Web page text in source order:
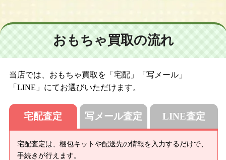
シス/ネオブライス ハローハーベスト/ネオブライス CWC限定 プ
リンセスアラモード/ネオブライス セイブジアニマルズ/ネオブラ
イス CWC限定 プリマドーリーピーチ/ネオブライス マイベスト
ス レイニーデイパレード/ネオブライス テーラーギブソン/ネオブ
ライス CWC限定 アルティメットツアー/ネオブライス プリマド
ブライス プリマドーリー オーブリー/ネオブライス フィールザ
スカイ/ネオブライス CWC限定 プリマドーリーメロン
【２００８年】
ネオブライス トイザらス限定 マトリョーシカメイデン/ネオブラ
おもちゃ買取の流れ
当店では、おもちゃ買取を「宅配」「写メール」
「LINE」にてお選びいただけます。
宅配査定
宅配査定は、梱包キットや配送先の情報を入力するだけで、
手続きが行えます。
写メール査定 LINE査定